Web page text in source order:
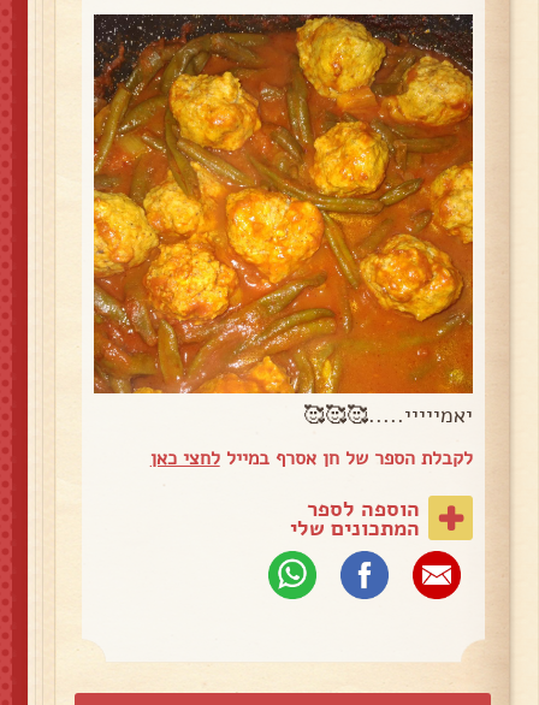
יאמייייי.....🥰🥰🥰
לקבלת הספר של חן אסרף במייללחצי כאן
הוספה לספר
המתכונים שלי